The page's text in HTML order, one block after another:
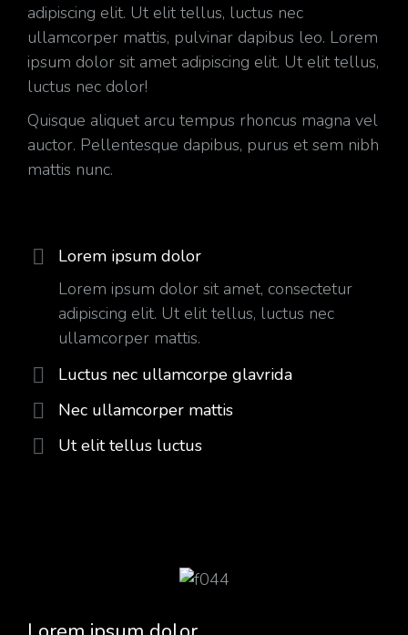
adipiscing elit. Ut elit tellus, luctus nec
ullamcorper mattis, pulvinar dapibus leo. Lorem
ipsum dolor sit amet adipiscing elit. Ut elit tellus,
luctus nec dolor!
Quisque aliquet arcu tempus rhoncus magna vel
auctor. Pellentesque dapibus, purus et sem nibh
mattis nunc.
Lorem ipsum dolor
Lorem ipsum dolor sit amet, consectetur
adipiscing elit. Ut elit tellus, luctus nec
ullamcorper mattis.
Luctus nec ullamcorpe glavrida
Nec ullamcorper mattis
Ut elit tellus luctus